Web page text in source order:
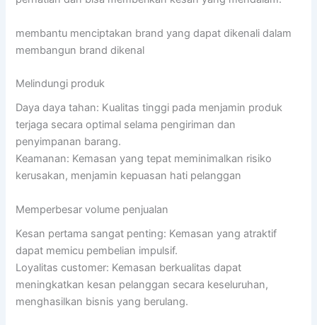
membantu menciptakan brand yang dapat dikenali dalam
membangun brand dikenal
Melindungi produk
Daya daya tahan: Kualitas tinggi pada menjamin produk
terjaga secara optimal selama pengiriman dan
penyimpanan barang.
Keamanan: Kemasan yang tepat meminimalkan risiko
kerusakan, menjamin kepuasan hati pelanggan
Memperbesar volume penjualan
Kesan pertama sangat penting: Kemasan yang atraktif
dapat memicu pembelian impulsif.
Loyalitas customer: Kemasan berkualitas dapat
meningkatkan kesan pelanggan secara keseluruhan,
menghasilkan bisnis yang berulang.